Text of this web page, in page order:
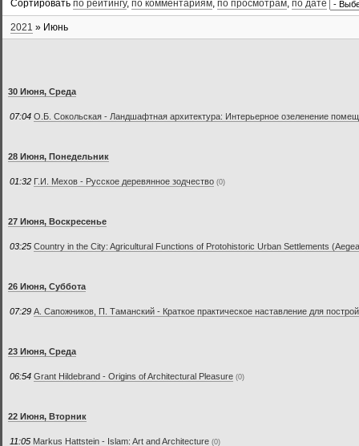
Сортировать по рейтингу, по комментариям, по просмотрам, по дате
2021 » Июнь
30 Июня, Среда
07:04 О.Б. Сокольская - Ландшафтная архитектура: Интерьерное озеленение
28 Июня, Понедельник
01:32 Г.И. Мехов - Русское деревянное зодчество (0)
27 Июня, Воскресенье
03:25 Country in the City: Agricultural Functions of Protohistoric Urban Settlements
26 Июня, Суббота
07:29 А. Сапожников, П. Таманский - Краткое практическое наставление для
23 Июня, Среда
06:54 Grant Hildebrand - Origins of Architectural Pleasure (0)
22 Июня, Вторник
11:05 Markus Hattstein - Islam: Art and Architecture (0)